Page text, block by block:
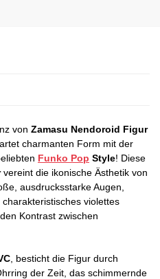
von Zamasu Nendoroid Figur
charmanten Form mit der
Funko Pop Style! Diese
vereint die ikonische Ästhetik von
ausdrucksstarke Augen,
violettes
Kontrast zwischen
, besticht die Figur durch
der Zeit, das schimmernde